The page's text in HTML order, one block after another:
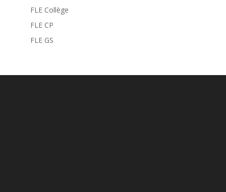
FLE Collège
FLE CP
FLE GS